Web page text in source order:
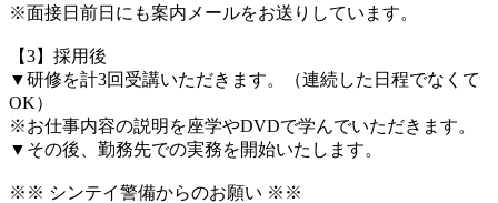
※面接日前日にも案内メールをお送りしています。
【3】採用後
▼研修を計3回受講いただきます。（連続した日程でなくて
OK）
※お仕事内容の説明を座学やDVDで学んでいただきます。
▼その後、勤務先での実務を開始いたします。
※※ シンテイ警備からのお願い ※※